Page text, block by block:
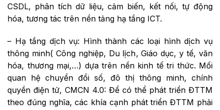
CSDL, phân tích dữ liệu, cảm biến, kết nối, tự động
hóa, tương tác trên nền tảng hạ tầng ICT.
– Hạ tầng dịch vụ: Hình thành các loại hình dịch vụ
thông minh( Công nghiệp, Du lịch, Giáo dục, y tế, văn
hóa, thương mại,…) dựa trên nền kinh tế tri thức. Mối
quan hệ chuyển đổi số, đô thị thông minh, chính
quyền điện tử, CMCN 4.0: Để có thể phát triển ĐTTM
theo đúng nghĩa, các khía cạnh phát triển ĐTTM phải